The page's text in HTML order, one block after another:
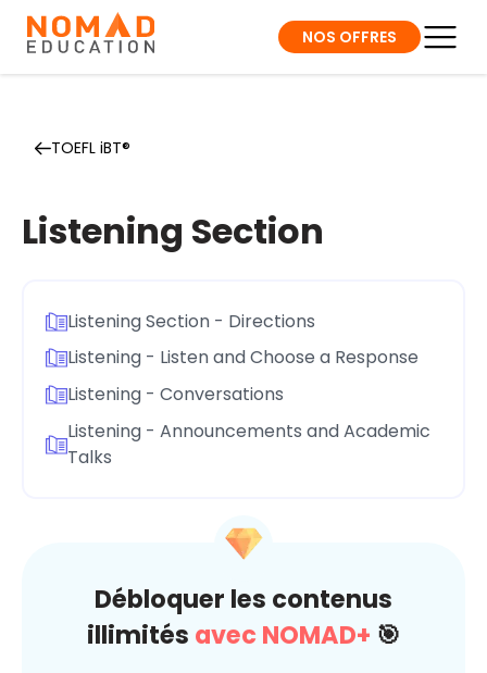
NOS OFFRES
TOEFL iBT®
Listening Section
Listening Section - Directions
Listening - Listen and Choose a Response
Listening - Conversations
Listening - Announcements and Academic
Talks
Débloquer les contenus
illimités avec NOMAD+ 🎯